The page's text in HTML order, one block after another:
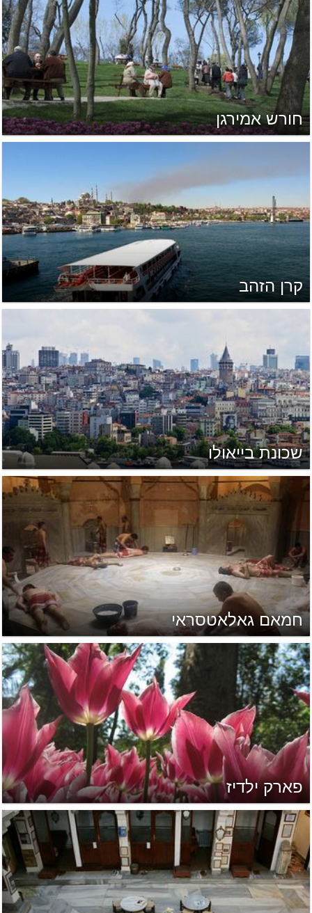
חורש אמירגן
קרן הזהב
שכונת בייאולו
חמאם גאלאטסראי
פארק ילדיז